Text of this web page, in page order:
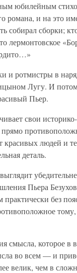
юбилейным
романа, и на это
собирал сборки;
и ротмистры в
Лугу. И
Пьер.
свои
людей и
деталь.
Пьера
без
смысла, которое в
во всем — и
велик, чем в